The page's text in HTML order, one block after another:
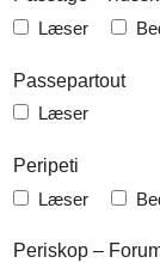
Læser
Passepartout
Læser
Peripeti
Læser
Periskop –